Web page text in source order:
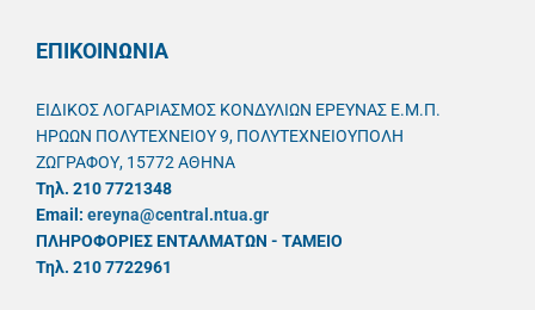
ΕΠΙΚΟΙΝΩΝΙΑ
ΕΙΔΙΚΟΣ ΛΟΓΑΡΙΑΣΜΟΣ ΚΟΝΔΥΛΙΩΝ ΕΡΕΥΝΑΣ Ε.Μ.Π.
ΗΡΩΩΝ ΠΟΛΥΤΕΧΝΕΙΟΥ 9, ΠΟΛΥΤΕΧΝΕΙΟΥΠΟΛΗ
ΖΩΓΡΑΦΟΥ, 15772 ΑΘΗΝΑ
Τηλ. 210 7721348
Email: ereyna@central.ntua.gr
ΠΛΗΡΟΦΟΡΙΕΣ ΕΝΤΑΛΜΑΤΩΝ - ΤΑΜΕΙΟ
Τηλ. 210 7722961